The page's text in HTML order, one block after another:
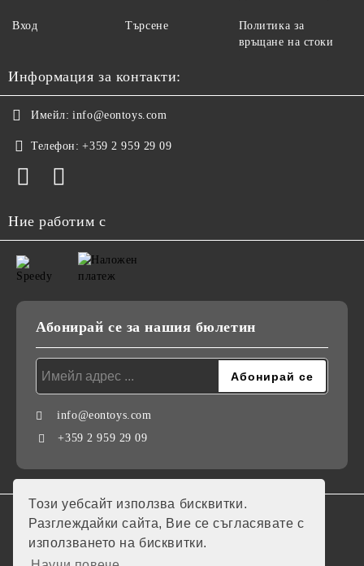
Този уебсайт използва бисквитки.
Разглеждайки сайта, Вие се съгласявате с
използването на бисквитки.
Вход Търсене
Политика за
връщане на стоки
Информация за контакти:
Имейл: info@eontoys.com
Телефон: +359 2 959 29 09
Ние работим с
Абонирай се за нашия бюлетин
info@eontoys.com
+359 2 959 29 09
GDPR
Нашият онлайн магазин е 100% съобразен с GDPR.